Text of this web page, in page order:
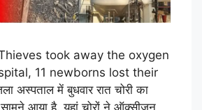
took away the oxygen
11 newborns lost their
अस्पताल में बुधवार रात चोरी का